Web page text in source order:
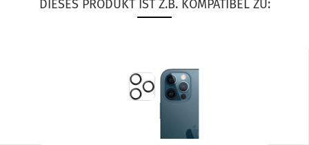
DIESES PRODUKT IST Z.B. KOMPATIBEL ZU: